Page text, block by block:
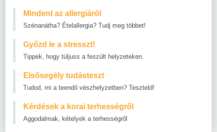
Mindent az allergiáról
Szénanátha? Ételallergia? Tudj meg többet!
Győzd le a stresszt!
Tippek, hogy túljuss a feszült helyzeteken.
Elsősegély tudásteszt
Tudod, mi a teendő vészhelyzetben? Teszteld!
Kérdések a korai terhességről
Aggodalmak, kételyek a terhességről